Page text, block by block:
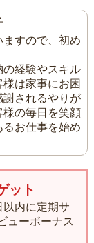
すので、初め
の経験やスキル
は家事にお困
謝されるやりが
様の毎日を笑顔
お仕事を始め
ット
内に定期サ
ューボーナス